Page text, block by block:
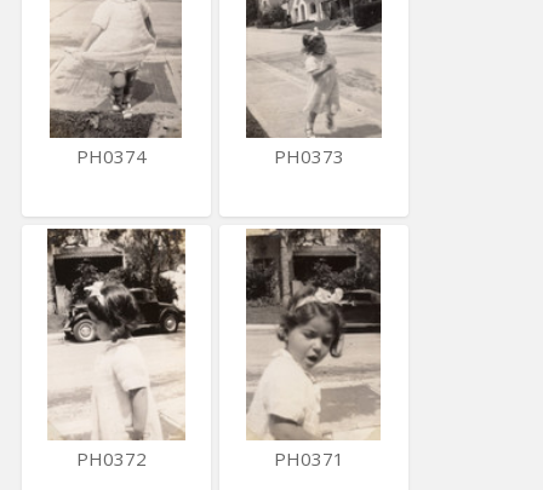
PH0374 PH0373
PH0372 PH0371